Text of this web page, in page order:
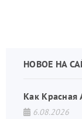
НОВОЕ НА
Как Красная
6.08.2026